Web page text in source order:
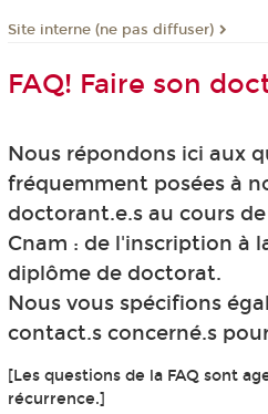
Site interne (ne pas diffuser)
FAQ! Faire son
Nous répondons ici aux
fréquemment posées à
doctorant.e.s au cours
Cnam : de l'inscription à
diplôme de doctorat.
Nous vous spécifions
contact.s concerné.s
[Les questions de la FAQ sont
récurrence.]